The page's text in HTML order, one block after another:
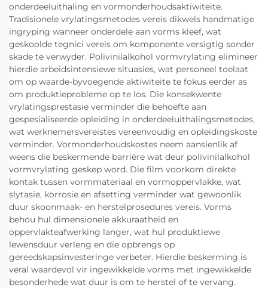
onderdeeluithaling en vormonderhoudsaktiwiteite.
Tradisionele vrylatingsmetodes vereis dikwels handmatige
ingryping wanneer onderdele aan vorms kleef, wat
geskoolde tegnici vereis om komponente versigtig sonder
skade te verwyder. Polivinilalkohol vormvrylating elimineer
hierdie arbeidsintensiewe situasies, wat personeel toelaat
om op waarde-byvoegende aktiwiteite te fokus eerder as
om produktieprobleme op te los. Die konsekwente
vrylatingsprestasie verminder die behoefte aan
gespesialiseerde opleiding in onderdeeluithalingsmetodes,
wat werknemersvereistes vereenvoudig en opleidingskoste
verminder. Vormonderhoudskostes neem aansienlik af
weens die beskermende barrière wat deur polivinilalkohol
vormvrylating geskep word. Die film voorkom direkte
kontak tussen vormmateriaal en vormoppervlakke, wat
slytasie, korrosie en afsetting verminder wat gewoonlik
duur skoonmaak- en herstelprosedures vereis. Vorms
behou hul dimensionele akkuraatheid en
oppervlakteafwerking langer, wat hul produktiewe
lewensduur verleng en die opbrengs op
gereedskapsinvesteringe verbeter. Hierdie beskerming is
veral waardevol vir ingewikkelde vorms met ingewikkelde
besonderhede wat duur is om te herstel of te vervang.